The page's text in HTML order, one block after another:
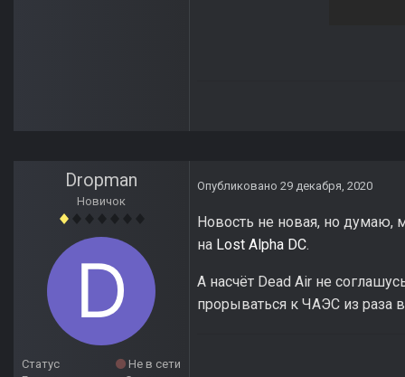
Dropman
Новичок
Статус
Не в сети
Опубликовано 29 декабря, 2020
Новость не новая, но думаю,
на Lost Alpha DC.
А насчёт Dead Air не
прорываться к ЧАЭС из раза